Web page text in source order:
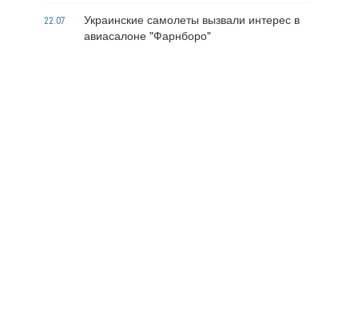
22.07
Украинские самолеты вызвали интерес в
авиасалоне "Фарнборо"